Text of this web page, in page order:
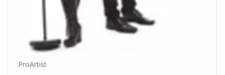
ProArtist